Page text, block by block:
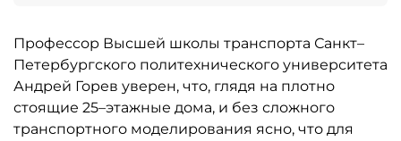
Профессор Высшей школы транспорта Санкт–
Петербургского политехнического университета
Андрей Горев уверен, что, глядя на плотно
стоящие 25–этажные дома, и без сложного
транспортного моделирования ясно, что для